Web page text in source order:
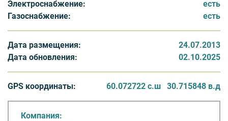
Инфраструктура поселка: пост охраны, продуктовый
магазин, спортивная площадка, гараж для
собственной спецтехники, оборудованные водоемы с
зоной отдыха
проживание в нем безопасным в любое время года.
Отличное место для отдыха и рыбалки.
Электроснабжение:
есть
Газоснабжение:
есть
Дата размещения:
24.07.2013
Дата обновления:
02.10.2025
GPS координаты: 60.072722 с.ш 30.715848 в.д
Компания: